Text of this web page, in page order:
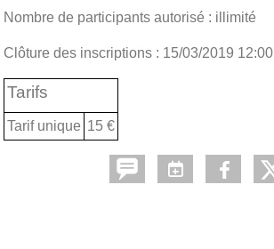
Nombre de participants autorisé : illimité
Clôture des inscriptions : 15/03/2019 12:00
Tarifs
Tarif unique 15 €